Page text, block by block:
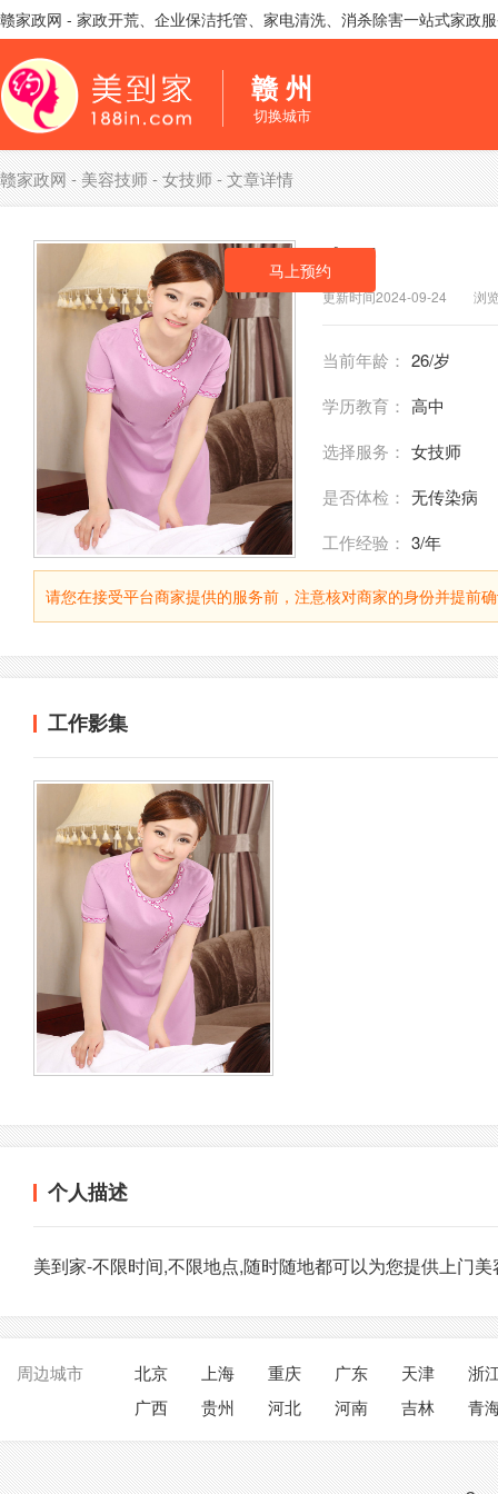
赣家政网 - 家政开荒、企业保洁托管、家电清洗、消杀除害一站式家政
赣 州
切换城市
赣家政网-美容技师-女技师- 文章详情
李焉
更新时间2024-09-24 浏
马上预约
当前年龄： 26/岁
学历教育： 高中
选择服务： 女技师
是否体检： 无传染病
工作经验： 3/年
请您在接受平台商家提供的服务前，注意核对商家的身份并提前
工作影集
个人描述
美到家-不限时间,不限地点,随时随地都可以为您提供上门
周边城市 北京 上海 重庆 广东 天津
浙
广西
贵州 河北 河南 吉林 青